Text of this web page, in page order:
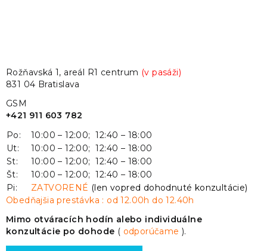
Rožňavská 1, areál R1 centrum (v pasáži)
831 04 Bratislava
GSM
+421 911 603 782
Po:
10:00 – 12:00; 12:40 – 18:00
Ut:
10:00 – 12:00; 12:40 – 18:00
St:
10:00 – 12:00; 12:40 – 18:00
Št:
10:00 – 12:00; 12:40 – 18:00
Pi:
ZATVORENÉ (len vopred dohodnuté konzultácie)
Obedňajšia prestávka : od 12.00h do 12.40h
Mimo otváracích hodín alebo individuálne
konzultácie po dohode ( odporúčame).